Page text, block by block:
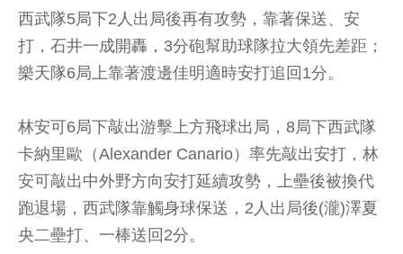
西武隊5局下2人出局後再有攻勢，靠著保送、安
打，石井一成開轟，3分砲幫助球隊拉大領先差距；
樂天隊6局上靠著渡邊佳明適時安打追回1分。
林安可6局下敲出游擊上方飛球出局，8局下西武隊
卡納里歐（Alexander Canario）率先敲出安打，林
安可敲出中外野方向安打延續攻勢，上壘後被換代
跑退場，西武隊靠觸身球保送，2人出局後(瀧)澤夏
央二壘打、一棒送回2分。